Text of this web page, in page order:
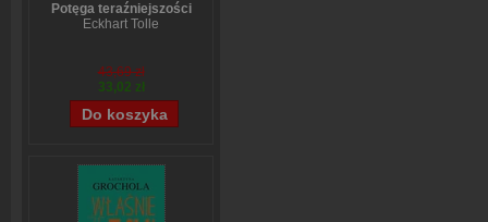
Potęga teraźniejszości
Eckhart Tolle
43,69 zł
33,02 zł